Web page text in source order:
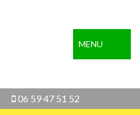
MENU
06 59 47 51 52